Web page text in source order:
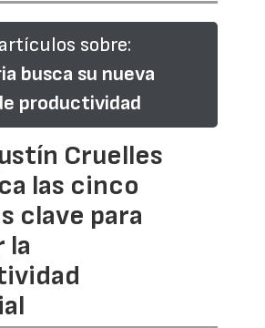
sobre:
busca su nueva
productividad
Cruelles
las cinco
clave para
la